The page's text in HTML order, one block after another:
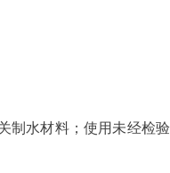
制水材料；使用未经检验